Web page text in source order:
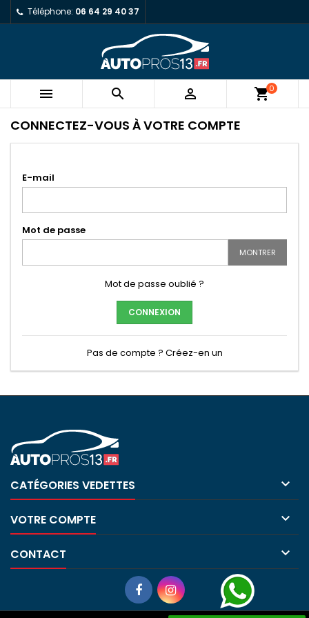
Téléphone: 06 64 29 40 37
   shopping_cart0
CONNECTEZ-VOUS À VOTRE COMPTE
E-mail
Mot de passe
MONTRER
Mot de passe oublié ?
CONNEXION
Pas de compte ? Créez-en un
CATÉGORIES VEDETTES 
VOTRE COMPTE 
CONTACT 